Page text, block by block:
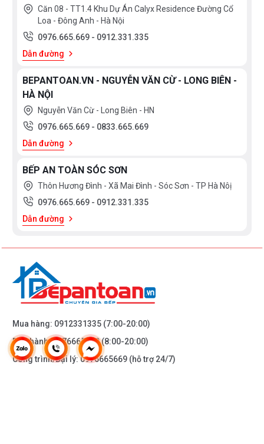
Căn 08 - TT1.4 Khu Dự Án Calyx Residence Đường Cổ
Loa - Đông Anh - Hà Nội
0976.665.669 - 0912.331.335
Dẫn đường
BEPANTOAN.VN - NGUYỄN VĂN CỪ - LONG BIÊN -
HÀ NỘI
Nguyễn Văn Cừ - Long Biên - HN
0976.665.669 - 0833.665.669
Dẫn đường
BẾP AN TOÀN SÓC SƠN
Thôn Hương Đình - Xã Mai Đình - Sóc Sơn - TP Hà Nôị
0976.665.669 - 0912.331.335
Dẫn đường
Mua hàng: 0912331335 (7:00-20:00)
Bảo hành:0976665669(8:00-20:00)
Công trình/Đại lý:0976665669 (hỗ trợ 24/7)